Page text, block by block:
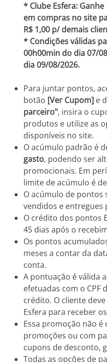
* Clube Esfera:
em compras no site
R$ 1,00 p/ demais
* Condições válidas
00h00min do dia 07/
dia 09/08/2026.
Para juntar pontos,
botão [Ver Cupom] e
parceiro", insira o
produtos e utilize as
disponíveis no site.
O acúmulo padrão é
gasto, podendo ser
promocionais. Em
limite de acúmulo é
O acúmulo de pontos
vendidos e entregues
O crédito dos pontos
45 dias após o
Os pontos
meses a contar da
conta.
A pontuação é válida
efetuadas com o
crédito. O cliente
Esfera para receber
Essa promoção não
promoções ou com
cupons de desconto,
Todas as opções de